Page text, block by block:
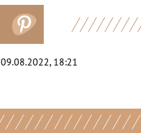
09.08.2022, 18:21